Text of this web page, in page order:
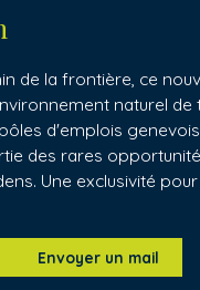
de la frontière, ce
naturel de
d'emplois
des rares
Une exclusivité
Envoyer un mail